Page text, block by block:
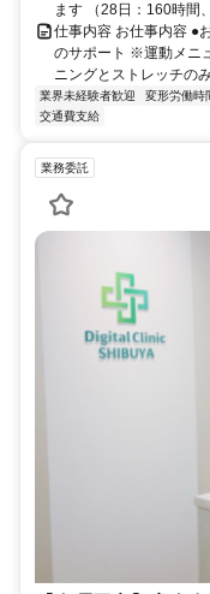
ます （28日：160時間
仕事内容 お仕事内容 ●
のサポート ※運動メニ
ニングとストレッチの
業界未経験者歓迎 変形労働時
交通費支給
業務委託